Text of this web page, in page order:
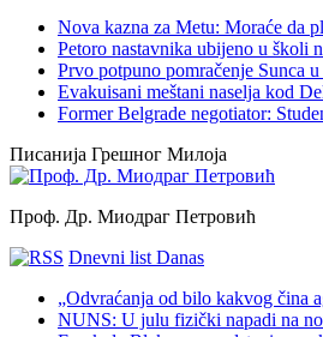
Nova kazna za Metu: Moraće da
Petoro nastavnika ubijeno u školi
Prvo potpuno pomračenje Sunca
Evakuisani meštani naselja kod
Former Belgrade negotiator:
Писанија Грешног Милоја
Проф. Др. Миодраг Петровић
Dnevni list Danas
„Odvraćanja od bilo kakvog čina
NUNS: U julu fizički napadi na